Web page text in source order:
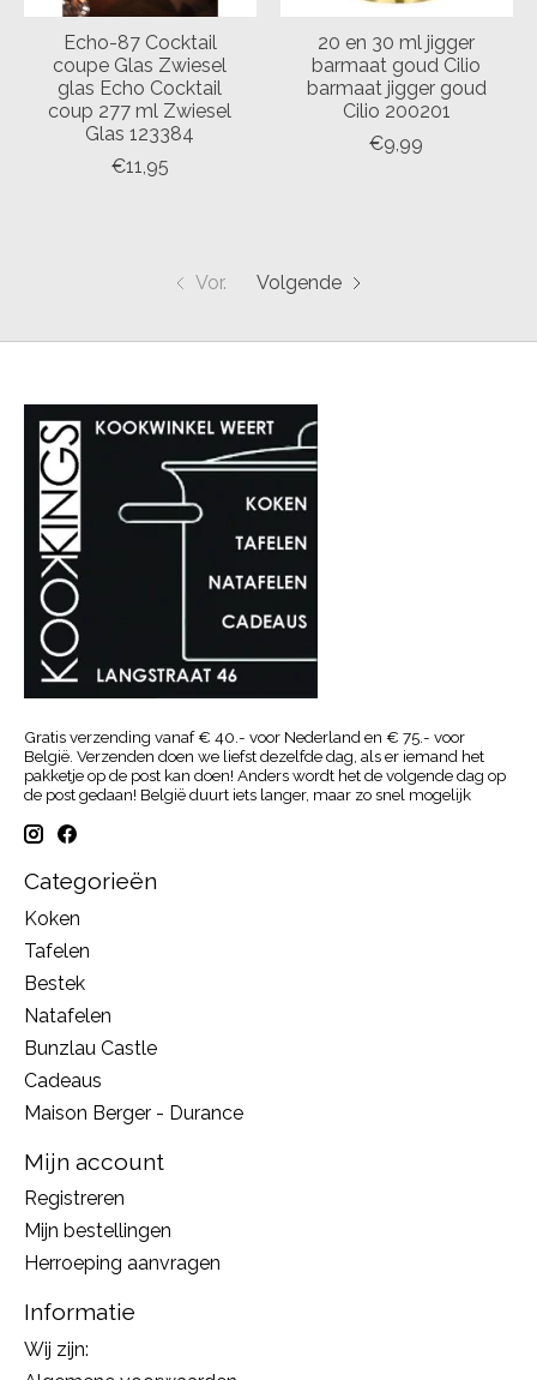
Echo-87 Cocktail
coupe Glas Zwiesel
glas Echo Cocktail
coup 277 ml Zwiesel
Glas 123384
€11,95
20 en 30 ml jigger
barmaat goud Cilio
barmaat jigger goud
Cilio 200201
€9,99
Vor. Volgende
Gratis verzending vanaf € 40.- voor Nederland en € 75.- voor
België. Verzenden doen we liefst dezelfde dag, als er iemand het
pakketje op de post kan doen! Anders wordt het de volgende dag op
de post gedaan! België duurt iets langer, maar zo snel mogelijk
Categorieën
Koken
Tafelen
Bestek
Natafelen
Bunzlau Castle
Cadeaus
Maison Berger - Durance
Mijn account
Registreren
Mijn bestellingen
Herroeping aanvragen
Informatie
Wij zijn: